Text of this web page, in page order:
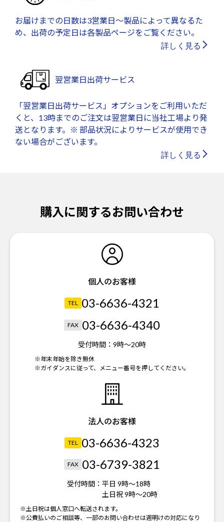
お届けまでの日数は3営業日～製品によって異なるた
め、出荷の予定日は各製品ページをご覧ください。
詳しく見る
翌営業日出荷サービス
「翌営業日出荷サービス」オプションをご利用いただ
くと、13時までのご注文は翌営業日に当社工場より発
送となります。※ 部品状況によりサービスが使用でき
ない場合がございます。
詳しく見る
購入に関するお問い合わせ
個人のお客様
TEL 03-6636-4321
FAX 03-6636-4340
受付時間： 9時～20時
※年末年始を除き無休
※ガイダンスに従って、メニュー番号を押してください。
法人のお客様
TEL 03-6636-4323
FAX 03-6739-3821
受付時間： 平日 9時～18時
土日祝 9時～20時
※土日祝は個人窓口へ転送されます。
※公費払いのご相談等、一部のお問い合わせは週明けの対応になり